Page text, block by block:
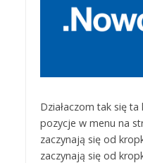
Działaczom tak się
pozycje w menu na
zaczynają się od
zaczynają się od